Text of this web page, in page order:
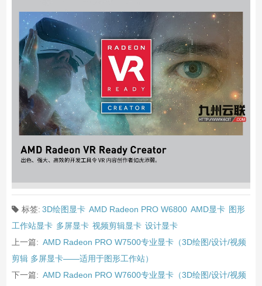
标签: 3D绘图显卡 AMD Radeon PRO W6800 AMD显卡 图形
工作站显卡 多屏显卡 视频剪辑显卡 设计显卡
上一篇: AMD Radeon PRO W7500专业显卡（3D绘图/设计/视频
剪辑 多屏显卡——适用于图形工作站）
下一篇: AMD Radeon PRO W7600专业显卡（3D绘图/设计/视频